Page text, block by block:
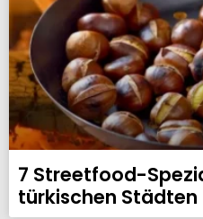
7 Streetfood-
türkischen Städten